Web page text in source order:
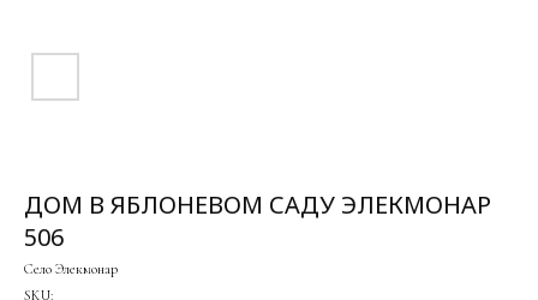
ДОМ В ЯБЛОНЕВОМ САДУ ЭЛЕКМОНАР
506
Село Элекмонар
SKU: